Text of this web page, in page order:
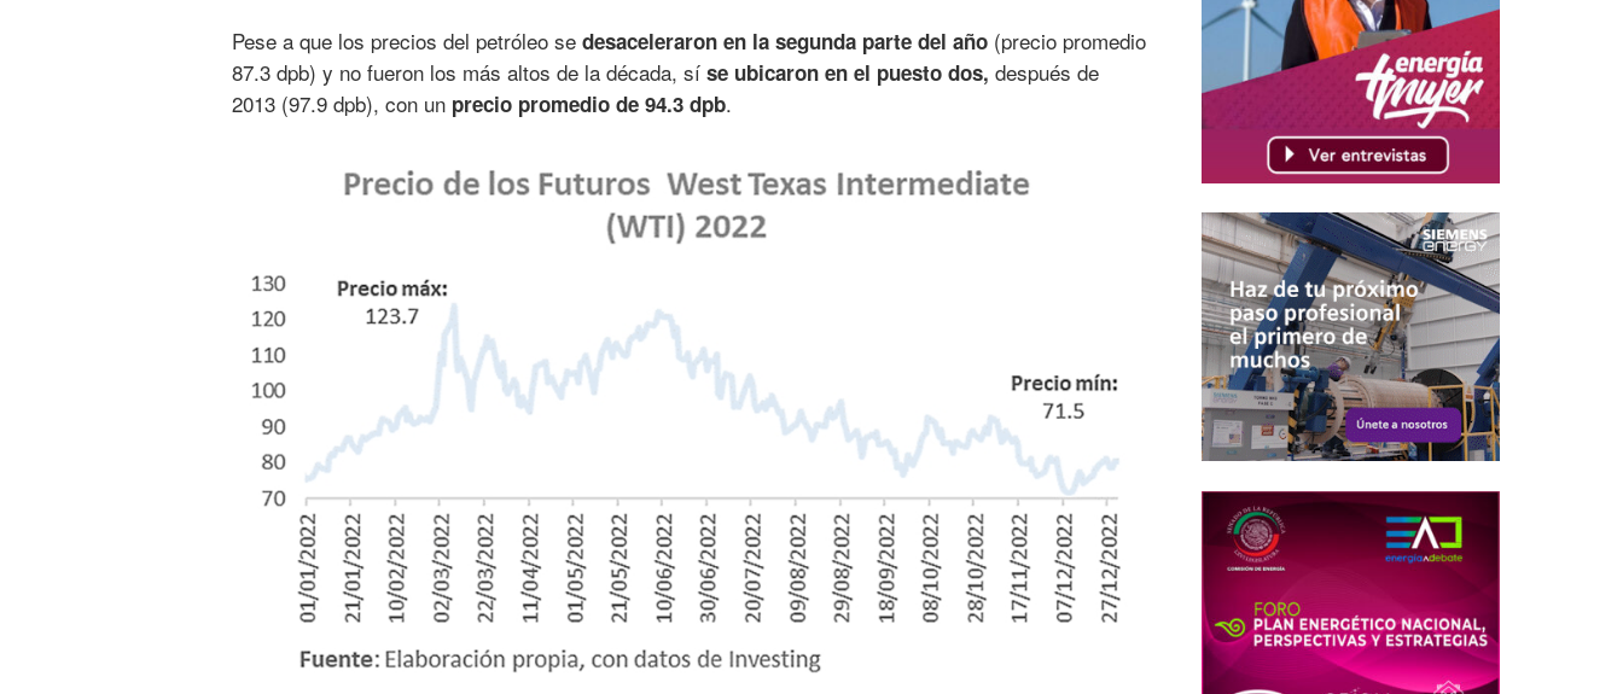
Pese a que los precios del petróleo se desaceleraron en la segunda parte del año (precio promedio
87.3 dpb) y no fueron los más altos de la década, sí se ubicaron en el puesto dos, después de
2013 (97.9 dpb), con un precio promedio de 94.3 dpb.